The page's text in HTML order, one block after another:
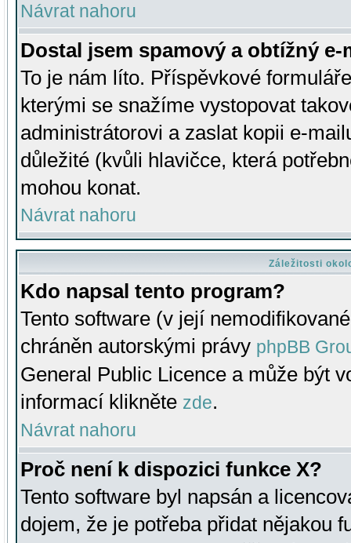
Návrat nahoru
Dostal jsem spamový a obtížný
To je nám líto. Příspěvkové
kterými se snažíme vystopovat
administrátorovi a zaslat kopii e-
důležité (kvůli hlavičce, která
mohou konat.
Návrat nahoru
Záležitosti
Kdo napsal tento program?
Tento software (v její
chráněn autorskými právy phpBB
General Public Licence a může být
informací klikněte zde.
Návrat nahoru
Proč není k dispozici funkce X?
Tento software byl napsán a
dojem, že je potřeba přidat nějakou